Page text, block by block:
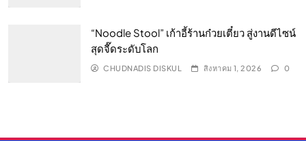
“Noodle Stool” เก้าอี้ร้านก๋วยเตี๋ยว สู่งานดีไซน์
สุดจี๊ดระดับโลก
CHUDNADIS DISKUL สิงหาคม 1, 2026 0